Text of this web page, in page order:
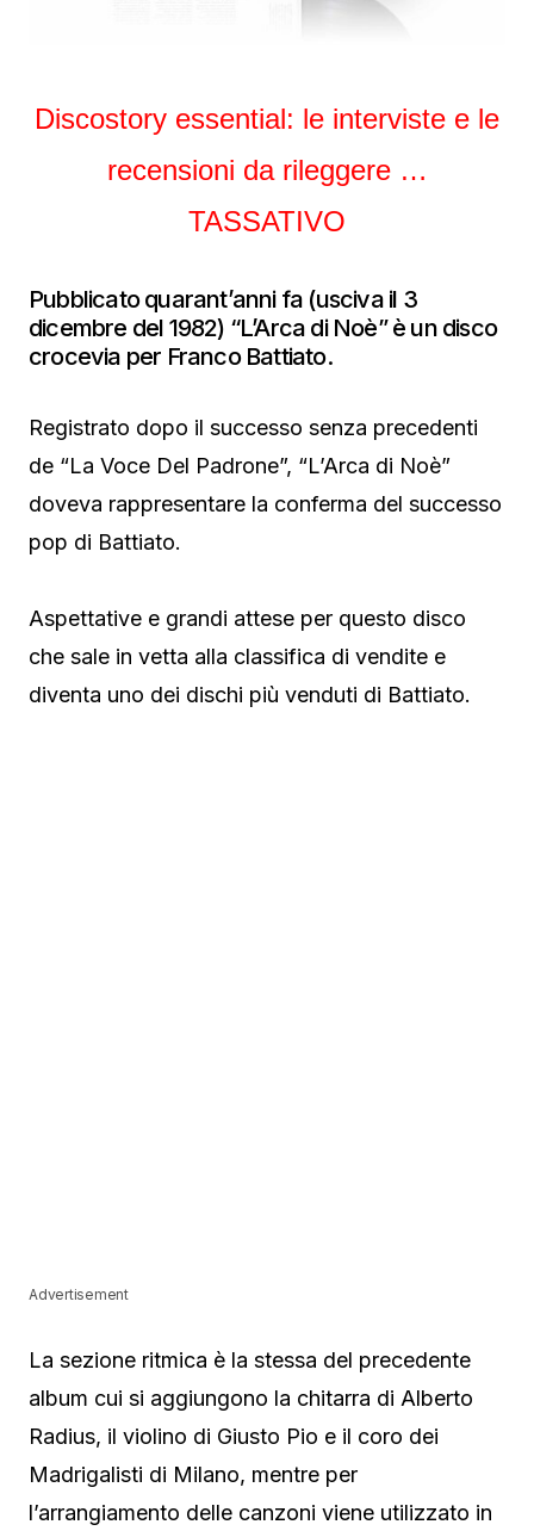
Discostory essential: le interviste e le
recensioni da rileggere …
TASSATIVO
Pubblicato quarant’anni fa (usciva il 3
dicembre del 1982) “L’Arca di Noè” è un disco
crocevia per Franco Battiato.
Registrato dopo il successo senza precedenti
de “La Voce Del Padrone”, “L’Arca di Noè”
doveva rappresentare la conferma del successo
pop di Battiato.
Aspettative e grandi attese per questo disco
che sale in vetta alla classifica di vendite e
diventa uno dei dischi più venduti di Battiato.
Advertisement
La sezione ritmica è la stessa del precedente
album cui si aggiungono la chitarra di Alberto
Radius, il violino di Giusto Pio e il coro dei
Madrigalisti di Milano, mentre per
l’arrangiamento delle canzoni viene utilizzato in